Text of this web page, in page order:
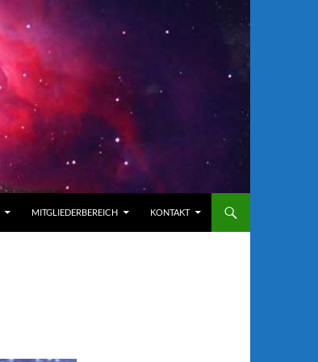
MITGLIEDERBEREICH KONTAKT